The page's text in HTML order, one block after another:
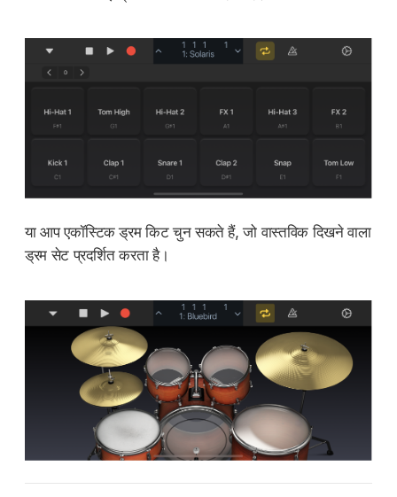
या आप एकॉस्टिक ड्रम किट चुन सकते हैं, जो वास्तविक दिखने वाला
ड्रम सेट प्रदर्शित करता है।